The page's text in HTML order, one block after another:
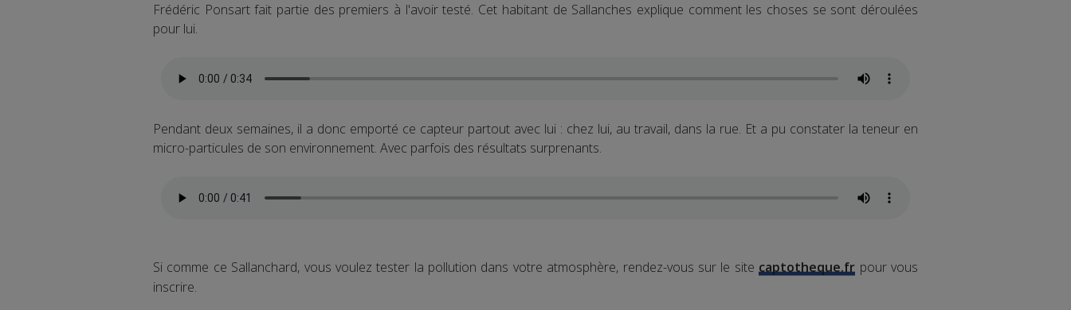
Frédéric Ponsart fait partie des premiers à l'avoir testé. Cet habitant de Sallanches explique comment les choses se sont déroulées
pour lui.
Pendant deux semaines, il a donc emporté ce capteur partout avec lui : chez lui, au travail, dans la rue. Et a pu constater la teneur en
micro-particules de son environnement. Avec parfois des résultats surprenants.
Si comme ce Sallanchard, vous voulez tester la pollution dans votre atmosphère, rendez-vous sur le sitecaptotheque.fr pour vous
inscrire.